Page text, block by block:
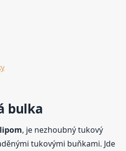
bulka
lipom, je nezhoubný tukový
tukovými buňkami. Jde